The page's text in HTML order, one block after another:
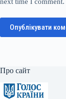
Опублікувати
Про сайт